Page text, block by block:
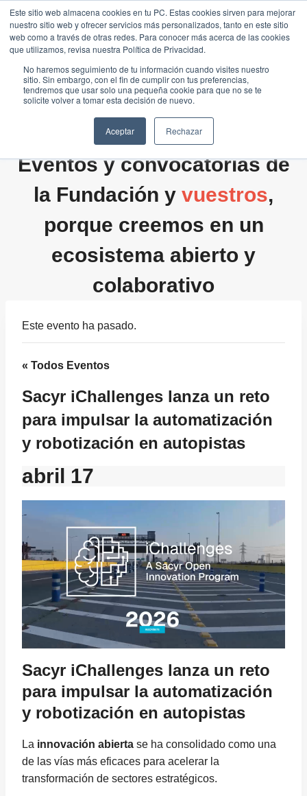
Este sitio web almacena cookies en tu PC. Estas cookies sirven para mejorar
nuestro sitio web y ofrecer servicios más personalizados, tanto en este sitio
web como a través de otras redes. Para conocer más acerca de las cookies
que utilizamos, revisa nuestra Política de Privacidad.
No haremos seguimiento de tu información cuando visites nuestro
sitio. Sin embargo, con el fin de cumplir con tus preferencias,
tendremos que usar solo una pequeña cookie para que no se te
solicite volver a tomar esta decisión de nuevo.
Aceptar Rechazar
Saltar
contenido
Eventos y convocatorias de
la Fundación y vuestros,
porque creemos en un
ecosistema abierto y
colaborativo
Este evento ha pasado.
« Todos Eventos
Sacyr iChallenges lanza un reto
para impulsar la automatización
y robotización en autopistas
abril 17
Sacyr iChallenges lanza un reto
para impulsar la automatización
y robotización en autopistas
La innovación abierta se ha consolidado como una
de las vías más eficaces para acelerar la
transformación de sectores estratégicos.
Traducir »